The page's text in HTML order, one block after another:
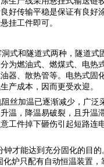
好传输平稳是保证有良
挂工件即可。
式和隧道式两种，隧道
为燃油式、燃煤式、电
器、散热管等。电热式
产成本，因而更受欢迎。
丝加温已逐渐减少，广
温，降温易破裂，且升
工件掉下砸伤引起短路
才能达到充分固化的目
炉只配有自动恒温装置